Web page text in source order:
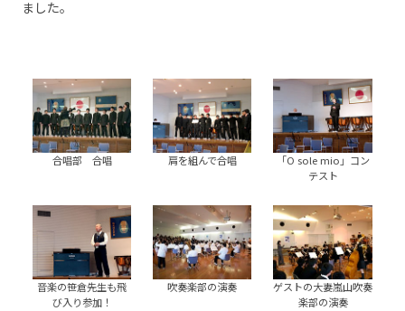
ました。
合唱部 合唱 肩を組んで合唱
「O sole mio」コン
テスト
音楽の笹倉先生も飛
び入り参加！
吹奏楽部の演奏
ゲストの大妻嵐山吹奏
楽部の演奏